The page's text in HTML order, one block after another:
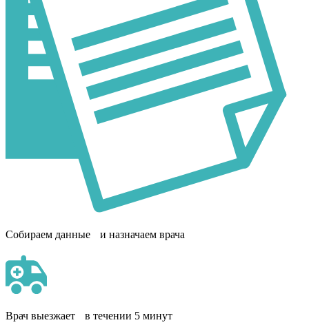
Собираем данные и назначаем врача
Врач выезжает в течении 5 минут